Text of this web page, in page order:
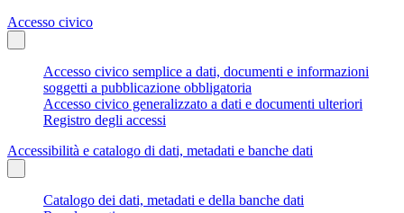
Accesso civico
Accesso civico semplice a dati, documenti e informazioni
soggetti a pubblicazione obbligatoria
Accesso civico generalizzato a dati e documenti ulteriori
Registro degli accessi
Accessibilità e catalogo di dati, metadati e banche dati
Catalogo dei dati, metadati e della banche dati